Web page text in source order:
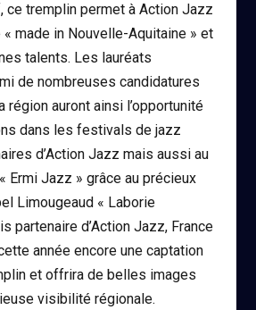
ce tremplin permet à Action Jazz
made in Nouvelle-Aquitaine » et
talents. Les lauréats
de nombreuses candidatures
région auront ainsi l’opportunité
dans les festivals de jazz
d’Action Jazz mais aussi au
Ermi Jazz » grâce au précieux
Limougeaud « Laborie
partenaire d’Action Jazz, France
année encore une captation
et offrira de belles images
visibilité régionale.